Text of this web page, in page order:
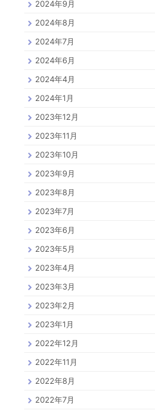
2024年9月
2024年8月
2024年7月
2024年6月
2024年4月
2024年1月
2023年12月
2023年11月
2023年10月
2023年9月
2023年8月
2023年7月
2023年6月
2023年5月
2023年4月
2023年3月
2023年2月
2023年1月
2022年12月
2022年11月
2022年8月
2022年7月